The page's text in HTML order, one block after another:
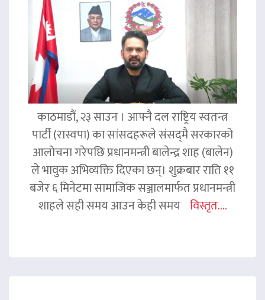
काठमाडौं, २३ साउन । आफ्नै दल राष्ट्रिय स्वतन्त्र
पार्टी (रास्वपा) का सांसदहरूले संसद्‌मै सरकारको
आलोचना गरेपछि प्रधानमन्त्री बालेन्द्र शाह (बालेन)
ले भावुक अभिव्यक्ति दिएका छन्। शुक्रबार राति ११
बजेर ६ मिनेटमा सामाजिक सञ्जालमार्फत प्रधानमन्त्री
शाहले सही समय आउन केही समय विस्तृत....